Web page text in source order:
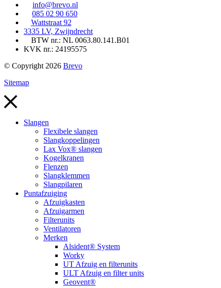
info@brevo.nl
085 02 90 650
Wattstraat 92
3335 LV, Zwijndrecht
BTW nr.: NL 0063.80.141.B01
KVK nr.: 24195575
© Copyright 2026 Brevo
Sitemap
Slangen
Flexibele slangen
Slangkoppelingen
Lax Vox® slangen
Kogelkranen
Flenzen
Slangklemmen
Slangpilaren
Puntafzuiging
Afzuigkasten
Afzuigarmen
Filterunits
Ventilatoren
Merken
Alsident® System
Worky
UT Afzuig en filterunits
ULT Afzuig en filter units
Geovent®